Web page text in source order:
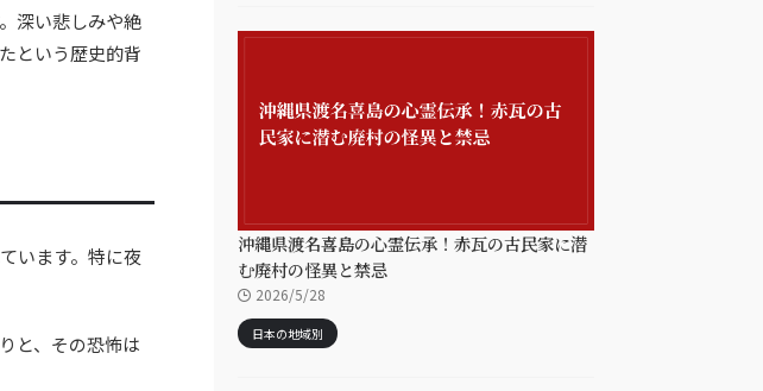
深い悲しみや絶
という歴史的背
います。特に夜
と、その恐怖は
沖縄県渡名喜島の心霊伝承！赤瓦の古民家に潜
む廃村の怪異と禁忌
2026/5/28
日本の地域別